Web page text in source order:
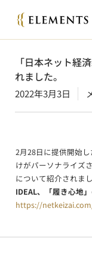
「日本ネット経
れました。
2022年3月3日
2月28日に提供開始
けがパーソナライズ
について紹介されまし
IDEAL、「履き心地
https://